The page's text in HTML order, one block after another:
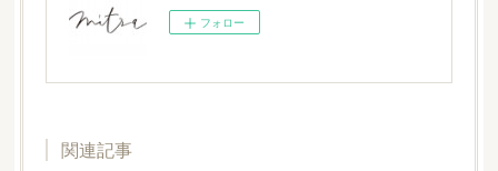
フォロー
関連記事